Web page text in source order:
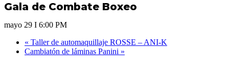
Gala de Combate Boxeo
mayo 29 I 6:00 PM
« Taller de automaquillaje ROSSE – ANI-K
Cambiatón de láminas Panini »